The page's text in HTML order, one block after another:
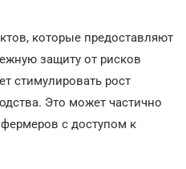
которые предоставляют
защиту от рисков
стимулировать рост
Это может частично
с доступом к